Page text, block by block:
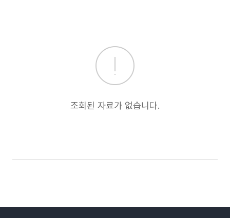
조회된 자료가 없습니다.